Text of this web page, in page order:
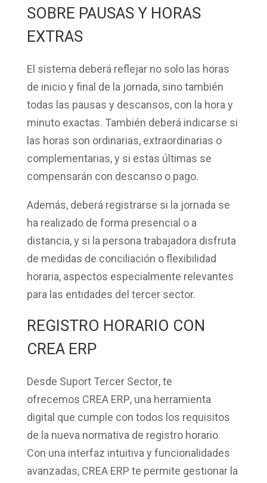
SOBRE PAUSAS Y HORAS
EXTRAS
El sistema deberá reflejar no solo las horas
de inicio y final de la jornada, sino también
todas las pausas y descansos, con la hora y
minuto exactas. También deberá indicarse si
las horas son ordinarias, extraordinarias o
complementarias, y si estas últimas se
compensarán con descanso o pago.
Además, deberá registrarse si la jornada se
ha realizado de forma presencial o a
distancia, y si la persona trabajadora disfruta
de medidas de conciliación o flexibilidad
horaria, aspectos especialmente relevantes
para las entidades del tercer sector.
REGISTRO HORARIO CON
CREA ERP
Desde Suport Tercer Sector, te
ofrecemos CREA ERP, una herramienta
digital que cumple con todos los requisitos
de la nueva normativa de registro horario.
Con una interfaz intuitiva y funcionalidades
avanzadas, CREA ERP te permite gestionar la